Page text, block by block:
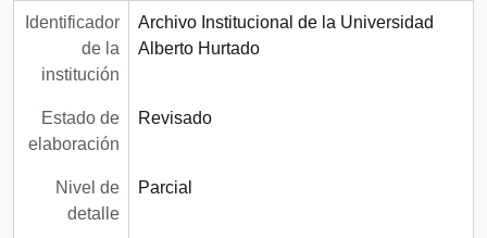
Identificador
de la
institución
Archivo Institucional de la Universidad
Alberto Hurtado
Estado de
elaboración
Revisado
Nivel de
detalle
Parcial